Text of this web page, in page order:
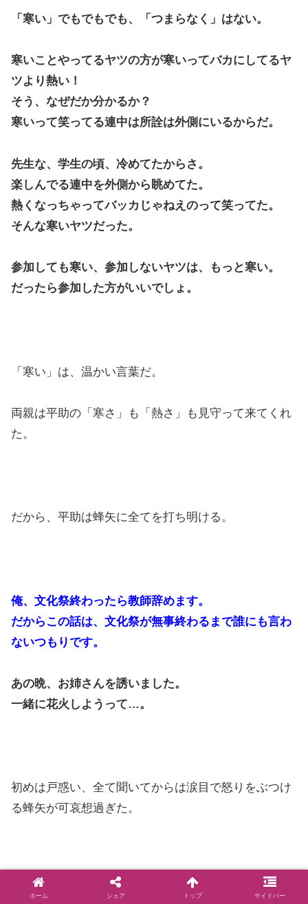
「寒い」でもでもでも、「つまらなく」はない。
寒いことやってるヤツの方が寒いってバカにしてるヤ
ツより熱い！
そう、なぜだか分かるか？
寒いって笑ってる連中は所詮は外側にいるからだ。
先生な、学生の頃、冷めてたからさ。
楽しんでる連中を外側から眺めてた。
熱くなっちゃってバッカじゃねえのって笑ってた。
そんな寒いヤツだった。
参加しても寒い、参加しないヤツは、もっと寒い。
だったら参加した方がいいでしょ。
「寒い」は、温かい言葉だ。
両親は平助の「寒さ」も「熱さ」も見守って来てくれ
た。
だから、平助は蜂矢に全てを打ち明ける。
俺、文化祭終わったら教師辞めます。
だからこの話は、文化祭が無事終わるまで誰にも言わ
ないつもりです。
あの晩、お姉さんを誘いました。
一緒に花火しようって…。
初めは戸惑い、全て聞いてからは涙目で怒りをぶつけ
る蜂矢が可哀想過ぎた。
だって…
ホーム シェア トップ サイドバー